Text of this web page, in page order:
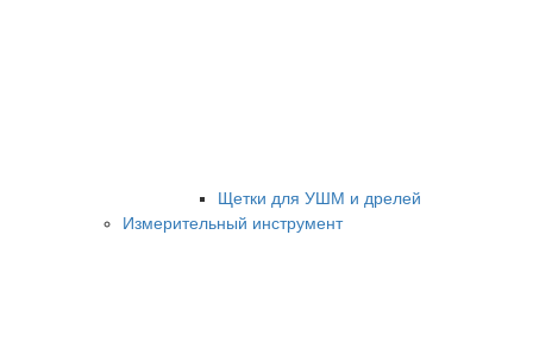
Щетки для УШМ и дрелей
Измерительный инструмент